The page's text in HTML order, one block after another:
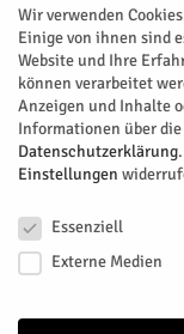
« Alle
Facebook
Wir verwenden
Einige von ihnen sind
Website und Ihre
können verarbeitet
Anzeigen und Inhalte
Informationen über
Datenschutzerklärung.
Einstellungen
Essenziell
Externe Medien